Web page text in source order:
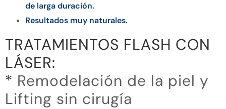
de larga duración.
Resultados muy naturales.
TRATAMIENTOS FLASH CON
LÁSER:
* Remodelación de la piel y
Lifting sin cirugía